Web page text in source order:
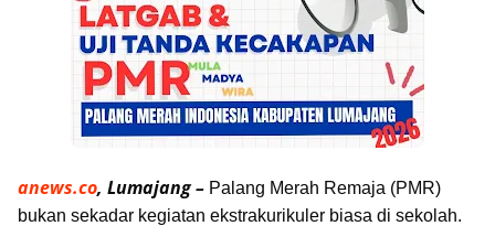
anews.co, Lumajang – Palang Merah Remaja (PMR)
bukan sekadar kegiatan ekstrakurikuler biasa di sekolah.